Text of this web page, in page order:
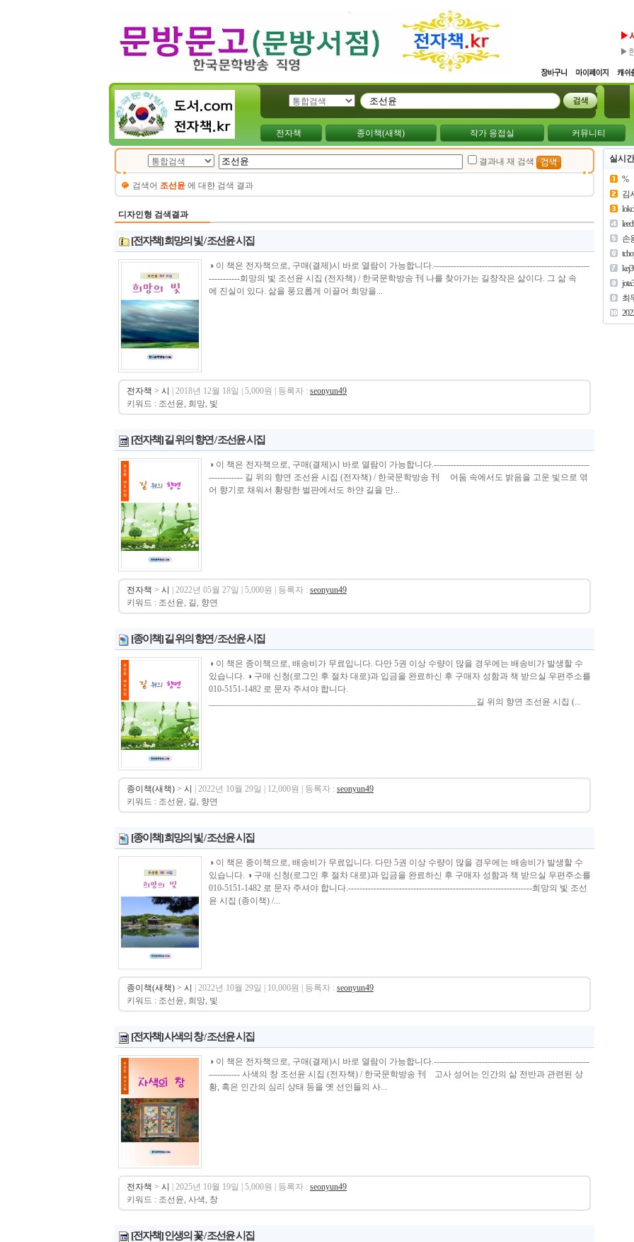
▶
▶
전자책 종이책(새책) 작가 응접실 커뮤니티
결과내 재 검색
검색어 조선윤 에 대햔 검색 결과
디자인형 검색결과
[전자책] 희망의 빛 / 조선윤 시집
◑ 이 책은 전자책으로, 구매(결제)시 바로 열람이 가능합니다.-------------------------------------------------------
-----------희망의 빛 조선윤 시집 (전자책) / 한국문학방송 刊 나를 찾아가는 길창작은 삶이다. 그 삶 속
에 진실이 있다. 삶을 풍요롭게 이끌어 희망을...
전자책 > 시 | 2018년 12월 18일 | 5,000원 | 등록자 : seonyun49
키워드 : 조선윤, 희망, 빛
[전자책] 길 위의 향연 / 조선윤 시집
◑ 이 책은 전자책으로, 구매(결제)시 바로 열람이 가능합니다.-------------------------------------------------------
------------ 길 위의 향연 조선윤 시집 (전자책) / 한국문학방송 刊 어둠 속에서도 밝음을 고운 빛으로 엮
어 향기로 채워서 황량한 벌판에서도 하얀 길을 만...
전자책 > 시 | 2022년 05월 27일 | 5,000원 | 등록자 : seonyun49
키워드 : 조선윤, 길, 향연
[종이책] 길 위의 향연 / 조선윤 시집
◑ 이 책은 종이책으로, 배송비가 무료입니다. 다만 5권 이상 수량이 많을 경우에는 배송비가 발생할 수
있습니다. ◑ 구매 신청(로그인 후 절차 대로)과 입금을 완료하신 후 구매자 성함과 책 받으실 우편주소를
010-5151-1482 로 문자 주셔야 합니다.
_______________________________________________________________길 위의 향연 조선윤 시집 (...
종이책(새책) > 시 | 2022년 10월 29일 | 12,000원 | 등록자 : seonyun49
키워드 : 조선윤, 길, 향연
[종이책] 희망의 빛 / 조선윤 시집
◑ 이 책은 종이책으로, 배송비가 무료입니다. 다만 5권 이상 수량이 많을 경우에는 배송비가 발생할 수
있습니다. ◑ 구매 신청(로그인 후 절차 대로)과 입금을 완료하신 후 구매자 성함과 책 받으실 우편주소를
010-5151-1482 로 문자 주셔야 합니다.-----------------------------------------------------------------희망의 빛 조선
윤 시집 (종이책) /...
종이책(새책) > 시 | 2022년 10월 29일 | 10,000원 | 등록자 : seonyun49
키워드 : 조선윤, 희망, 빛
[전자책] 사색의 창 / 조선윤 시집
◑ 이 책은 전자책으로, 구매(결제)시 바로 열람이 가능합니다.-------------------------------------------------------
----------- 사색의 창 조선윤 시집 (전자책) / 한국문학방송 刊 고사 성어는 인간의 삶 전반과 관련된 상
황, 혹은 인간의 심리 상태 등을 옛 선인들의 사...
전자책 > 시 | 2025년 10월 19일 | 5,000원 | 등록자 : seonyun49
키워드 : 조선윤, 사색, 창
[전자책] 인생의 꽃 / 조선윤 시집
실시
%
김
손
최